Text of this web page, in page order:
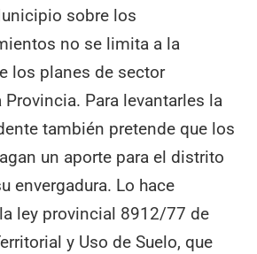
sobre los
no se limita a la
los planes de sector
Para levantarles la
también pretende que los
un aporte para el distrito
envergadura. Lo hace
ley provincial 8912/77 de
y Uso de Suelo, que